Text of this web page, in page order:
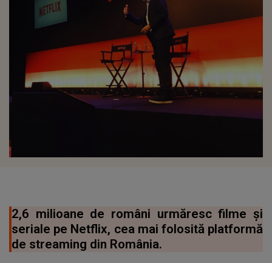
2,6 milioane de români urmăresc filme şi
seriale pe Netflix, cea mai folosită platformă
de streaming din România.